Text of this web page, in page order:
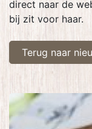
direct naar de
bij zit voor haar.
Terug naar